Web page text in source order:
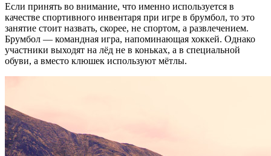
Если принять во внимание, что именно используется в
качестве спортивного инвентаря при игре в брумбол, то это
занятие стоит назвать, скорее, не спортом, а развлечением.
Брумбол — командная игра, напоминающая хоккей. Однако
участники выходят на лёд не в коньках, а в специальной
обуви, а вместо клюшек используют мётлы.